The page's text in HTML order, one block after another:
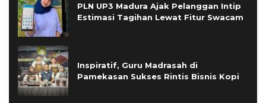
PLN UP3 Madura Ajak Pelanggan Intip
Estimasi Tagihan Lewat Fitur Swacam
Inspiratif, Guru Madrasah di
Pamekasan Sukses Rintis Bisnis Kopi